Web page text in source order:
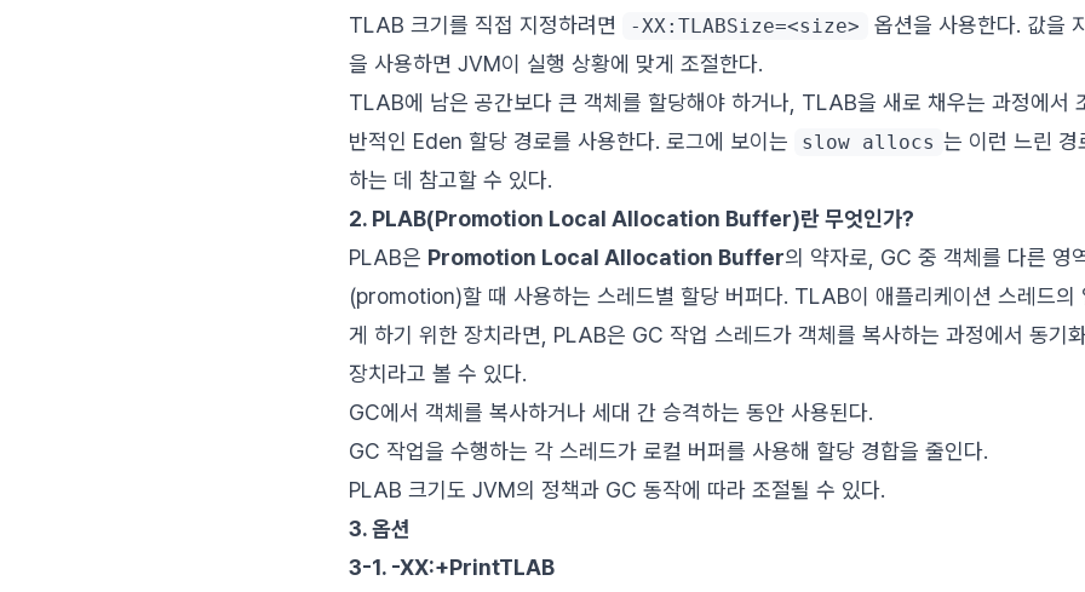
TLAB 크기를 직접 지정하려면
-XX:TLABSize=<size>
옵션을 사용한다. 값을
을 사용하면 JVM이 실행 상황에 맞게 조절한다.
TLAB에 남은 공간보다 큰 객체를 할당해야 하거나, TLAB을 새로 채우는 과정에서
반적인 Eden 할당 경로를 사용한다. 로그에 보이는
slow allocs 는 이런 느린 경
하는 데 참고할 수 있다.
2. PLAB(Promotion Local Allocation Buffer)란 무엇인가?
PLAB은 Promotion Local Allocation Buffer의 약자로, GC 중 객체를 다른 영
(promotion)할 때 사용하는 스레드별 할당 버퍼다. TLAB이 애플리케이션 스레드의
게 하기 위한 장치라면, PLAB은 GC 작업 스레드가 객체를 복사하는 과정에서 동기
장치라고 볼 수 있다.
GC에서 객체를 복사하거나 세대 간 승격하는 동안 사용된다.
GC 작업을 수행하는 각 스레드가 로컬 버퍼를 사용해 할당 경합을 줄인다.
PLAB 크기도 JVM의 정책과 GC 동작에 따라 조절될 수 있다.
3. 옵션
3-1. -XX:+PrintTLAB